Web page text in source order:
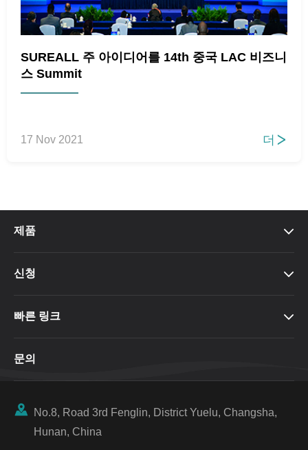
SUREALL 주 아이디어를 14th 중국 LAC 비즈니
스 Summit
17 Nov 2021 더 
제품 
신청 
빠른 링크 
문의

No.8, Road 3rd Fenglin, District Yuelu, Changsha,
Hunan, China